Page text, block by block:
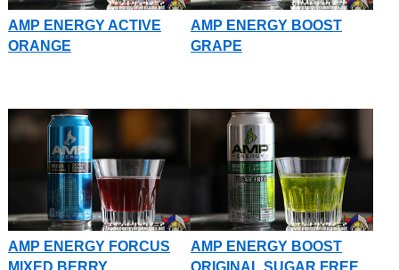
AMP ENERGY ACTIVE
ORANGE
AMP ENERGY BOOST
GRAPE
AMP ENERGY FORCUS
AMP ENERGY BOOST